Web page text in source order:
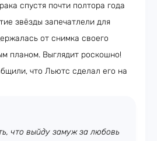
спустя почти полтора года
звёзды запечатлели для
от снимка своего
планом. Выглядит роскошно!
что Льютс сделал его на
что выйду замуж за любовь